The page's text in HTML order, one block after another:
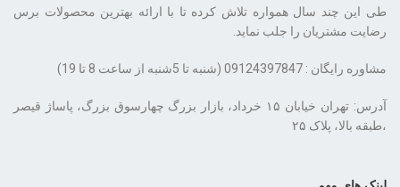
طی این چند سال همواره تلاش کرده تا با ارائه بهترین محصولات برس
رضایت مشتریان را جلب نماید.
مشاوره رایگان : 09124397847 (شنبه تا 5شنبه از ساعت 8 تا 19)
،طبقه بالا، پلاک ۲۵